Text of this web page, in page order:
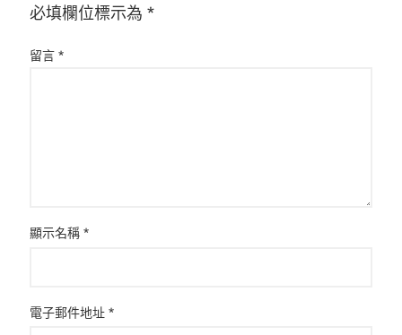
必填欄位標示為 *
留言 *
顯示名稱 *
電子郵件地址 *